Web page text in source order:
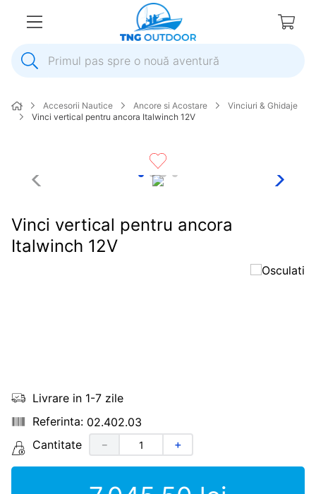
Primul pas spre o nouă aventură
2.
elice
plumb
7
biminitop
Accesorii Nautice Ancore si Acostare
Vinciuri & Ghidaje
Vinci vertical pentru ancora Italwinch 12V
Vinci vertical pentru ancora
Italwinch 12V
Livrare in 1-7 zile
02.402.03
Cantitate
＋
－